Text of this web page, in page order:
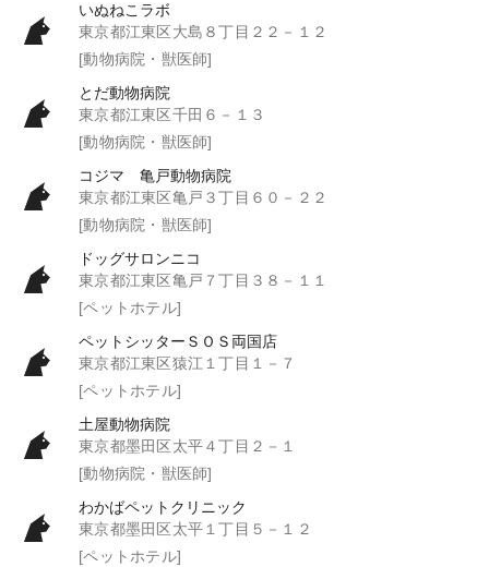
いぬねこラボ
東京都江東区大島８丁目２２－１２
[動物病院・獣医師]
とだ動物病院
東京都江東区千田６－１３
[動物病院・獣医師]
コジマ 亀戸動物病院
東京都江東区亀戸３丁目６０－２２
[動物病院・獣医師]
ドッグサロンニコ
東京都江東区亀戸７丁目３８－１１
[ペットホテル]
ペットシッターＳＯＳ両国店
東京都江東区猿江１丁目１－７
[ペットホテル]
土屋動物病院
東京都墨田区太平４丁目２－１
[動物病院・獣医師]
わかばペットクリニック
東京都墨田区太平１丁目５－１２
[ペットホテル]